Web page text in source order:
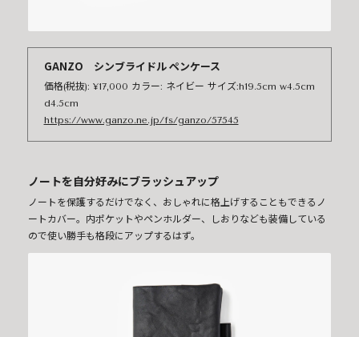
GANZO シンブライドル ペンケース
価格(税抜): ¥17,000 カラー: ネイビー サイズ:h19.5cm w4.5cm
d4.5cm
https://www.ganzo.ne.jp/fs/ganzo/57545
ノートを自分好みにブラッシュアップ
ノートを保護するだけでなく、おしゃれに格上げすることもできるノ
ートカバー。内ポケットやペンホルダー、しおりなども装備している
ので使い勝手も格段にアップするはず。